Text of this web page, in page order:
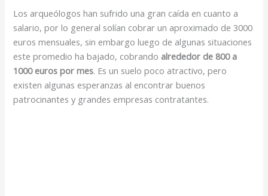
Los arqueólogos han sufrido una gran caída en cuanto a
salario, por lo general solían cobrar un aproximado de 3000
euros mensuales, sin embargo luego de algunas situaciones
este promedio ha bajado, cobrando alrededor de 800 a
1000 euros por mes. Es un suelo poco atractivo, pero
existen algunas esperanzas al encontrar buenos
patrocinantes y grandes empresas contratantes.